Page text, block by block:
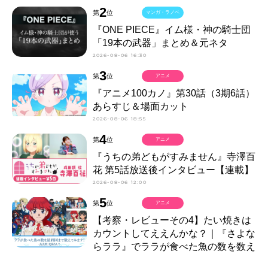
第2位
『ONE PIECE』イム様・神の騎士団
「19本の武器」まとめ＆元ネタ
2026-08-06 16:30
マンガ・ラノベ
第3位
『アニメ100カノ』第30話（3期6話）
あらすじ＆場面カット
2026-08-06 18:55
アニメ
第4位
『うちの弟どもがすみません』寺澤百
花 第5話放送後インタビュー【連載】
2026-08-06 12:00
アニメ
第5位
【考察・レビューその4】たい焼きは
カウントしてええんかな？｜『さよな
らララ』でララが食べた魚の数を数え
アニメ